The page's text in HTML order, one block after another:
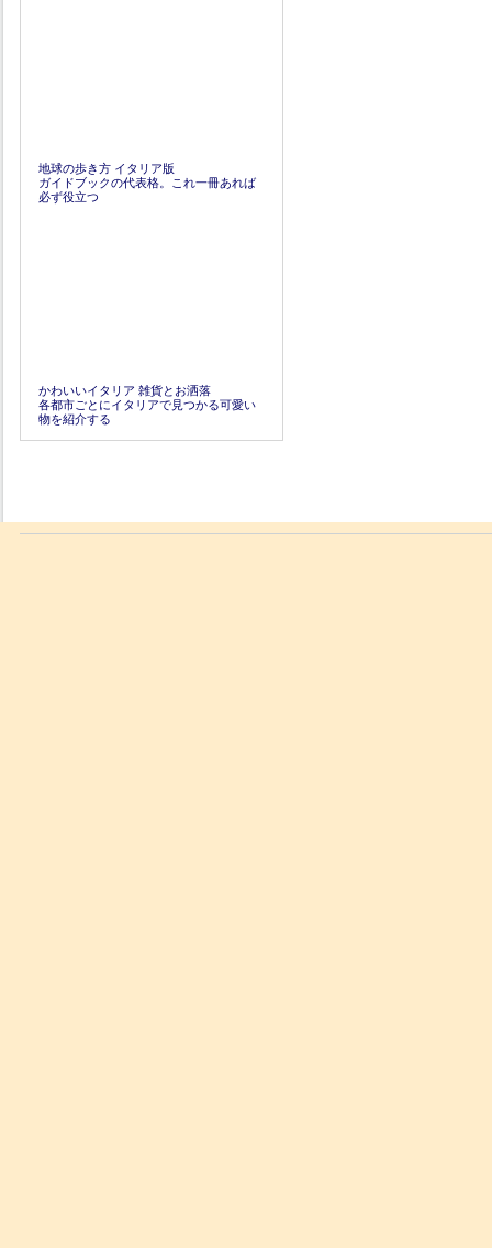
地球の歩き方 イタリア版
ガイドブックの代表格。これ一冊あれば
必ず役立つ
かわいいイタリア 雑貨とお洒落
各都市ごとにイタリアで見つかる可愛い
物を紹介する